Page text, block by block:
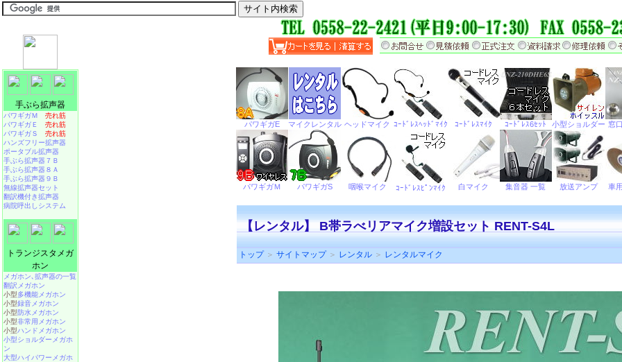
【レンタル】 B帯ラべリアマイク増設セット RENT-S4L
トップ＞ サイトマップ＞ レンタル＞ レンタルマイク
手ぶら拡声器
パワギガＭ 売れ筋
パワギガＥ 売れ筋
パワギガＳ 売れ筋
ハンズフリー拡声器
ポータブル拡声器
手ぶら拡声器７Ｂ
手ぶら拡声器８Ａ
手ぶら拡声器９Ｂ
無線拡声器セット
翻訳機付き拡声器
病院呼出しシステム
トランジスタメガ
ホン
メガホン､拡声器の一覧
翻訳メガホン
小型多機能メガホン
小型録音メガホン
小型防水メガホン
小型非常用メガホン
小型ハンドメガホン
小型ショルダーメガホ
ン
大型ハイパワーメガホ